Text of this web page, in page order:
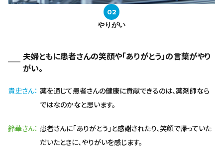
やりがい
夫婦ともに患者さんの笑顔や「ありがとう」の言葉がやり
がい。
貴史さん 薬を通じて患者さんの健康に貢献できるのは、薬剤師なら
ではなのかなと思います。
鈴華さん 患者さんに「ありがとう」と感謝されたり、笑顔で帰っていた
だいたときに、やりがいを感じます。